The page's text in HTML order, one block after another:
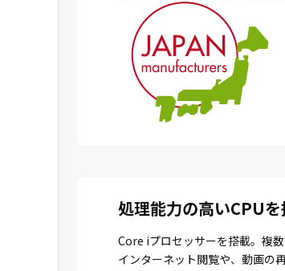
処理能力の高いCPU
Core iプロセッサーを搭載。複
インターネット閲覧や、動画の